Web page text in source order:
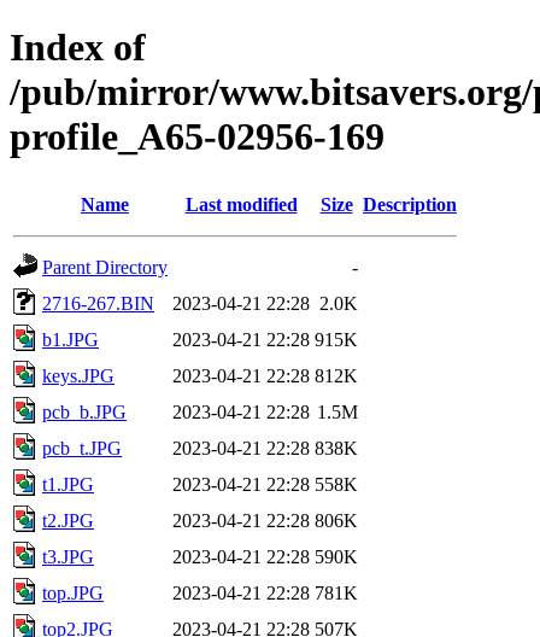
Index of
/pub/mirror/
profile_A65-02956-169
Name Last modified Size Description
Parent Directory
-
2716-267.BIN
2023-04-21 22:28 2.0K
b1.JPG
2023-04-21 22:28 915K
keys.JPG
2023-04-21 22:28 812K
pcb_b.JPG
2023-04-21 22:28 1.5M
pcb_t.JPG
2023-04-21 22:28 838K
t1.JPG
2023-04-21 22:28 558K
t2.JPG
2023-04-21 22:28 806K
t3.JPG
2023-04-21 22:28 590K
top.JPG
2023-04-21 22:28 781K
top2.JPG
2023-04-21 22:28 507K